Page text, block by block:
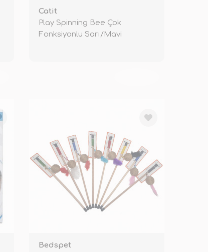
Catit
Play Spinning Bee Çok
Fonksiyonlu Sarı/Mavi
Bedspet